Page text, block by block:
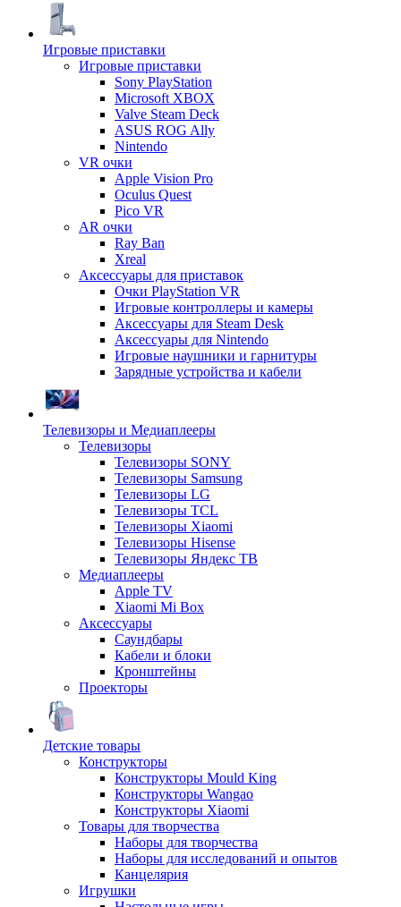
Игровые приставки
Игровые приставки
Sony PlayStation
Microsoft XBOX
Valve Steam Deck
ASUS ROG Ally
Nintendo
VR очки
Apple Vision Pro
Oculus Quest
Pico VR
AR очки
Ray Ban
Xreal
Аксессуары для приставок
Очки PlayStation VR
Игровые контроллеры и камеры
Аксессуары для Steam Desk
Аксессуары для Nintendo
Игровые наушники и гарнитуры
Зарядные устройства и кабели
Телевизоры и Медиаплееры
Телевизоры
Телевизоры SONY
Телевизоры Samsung
Телевизоры LG
Телевизоры TCL
Телевизоры Xiaomi
Телевизоры Hisense
Телевизоры Яндекс ТВ
Медиаплееры
Apple TV
Xiaomi Mi Box
Аксессуары
Саундбары
Кабели и блоки
Кронштейны
Проекторы
Детские товары
Конструкторы
Конструкторы Mould King
Конструкторы Wangao
Конструкторы Xiaomi
Товары для творчества
Наборы для творчества
Наборы для исследований и опытов
Канцелярия
Игрушки